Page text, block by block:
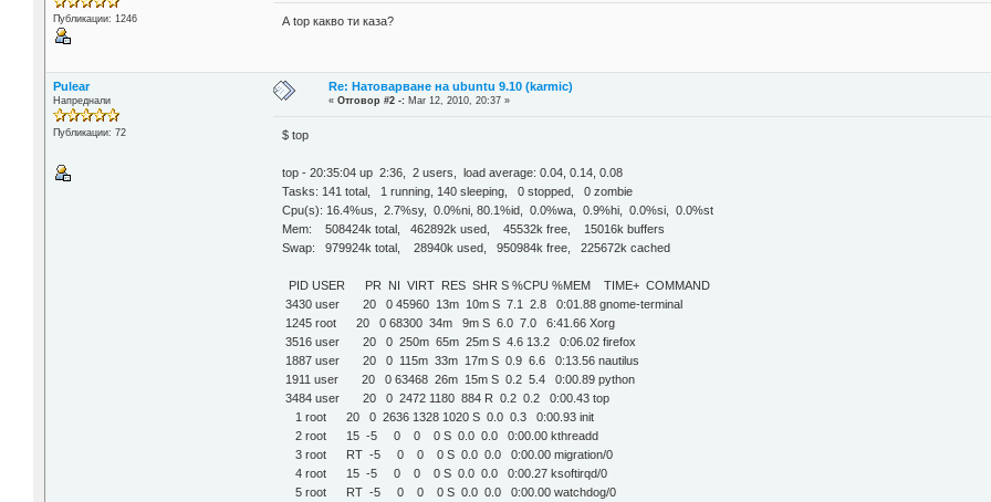
Публикации: 1246 А top какво ти каза?
Pulear
Напреднали
Публикации: 72
Re: Натоварване на ubuntu 9.10 (karmic)
«Отговор #2 -: Mar 12, 2010, 20:37 »
$ top
top - 20:35:04 up 2:36, 2 users, load average: 0.04, 0.14, 0.08
Tasks: 141 total, 1 running, 140 sleeping, 0 stopped, 0 zombie
Cpu(s): 16.4%us, 2.7%sy, 0.0%ni, 80.1%id, 0.0%wa, 0.9%hi, 0.0%si, 0.0%st
Mem: 508424k total, 462892k used, 45532k free, 15016k buffers
Swap: 979924k total, 28940k used, 950984k free, 225672k cached
PID USER PR NI VIRT RES SHR S %CPU %MEM TIME+ COMMAND
3430 user 20 0 45960 13m 10m S 7.1 2.8 0:01.88 gnome-terminal
1245 root 20 0 68300 34m 9m S 6.0 7.0 6:41.66 Xorg
3516 user 20 0 250m 65m 25m S 4.6 13.2 0:06.02 firefox
1887 user 20 0 115m 33m 17m S 0.9 6.6 0:13.56 nautilus
1911 user 20 0 63468 26m 15m S 0.2 5.4 0:00.89 python
3484 user 20 0 2472 1180 884 R 0.2 0.2 0:00.43 top
1 root 20 0 2636 1328 1020 S 0.0 0.3 0:00.93 init
2 root 15 -5 0 0 0 S 0.0 0.0 0:00.00 kthreadd
3 root RT -5 0 0 0 S 0.0 0.0 0:00.00 migration/0
4 root 15 -5 0 0 0 S 0.0 0.0 0:00.27 ksoftirqd/0
5 root RT -5 0 0 0 S 0.0 0.0 0:00.00 watchdog/0